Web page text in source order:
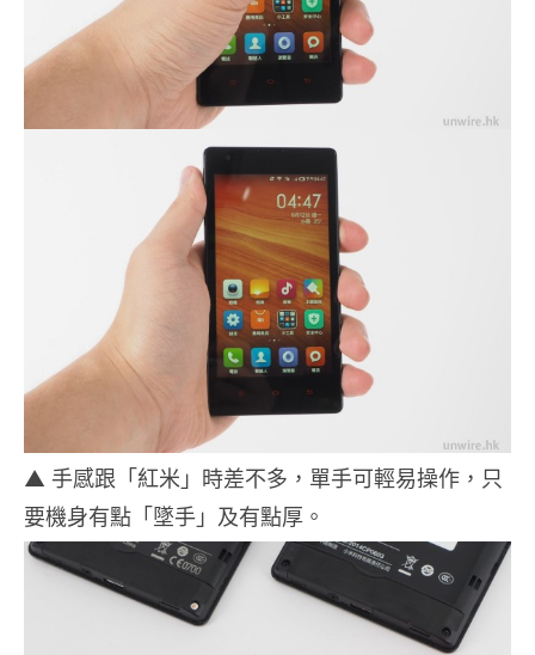
▲ 手感跟「紅米」時差不多，單手可輕易操作，只
要機身有點「墜手」及有點厚。